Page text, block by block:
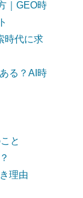
｜GEO時
時代に求
る？AI時
と
理由